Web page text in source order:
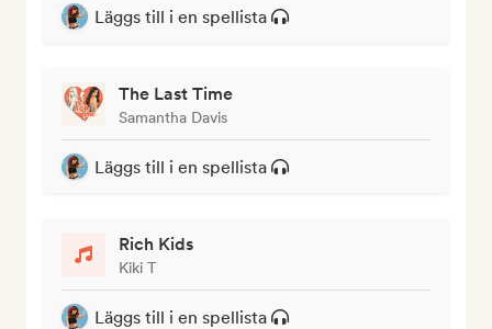
Läggs till i en spellista
The Last Time
Samantha Davis
Läggs till i en spellista
Rich Kids
Kiki T
Läggs till i en spellista